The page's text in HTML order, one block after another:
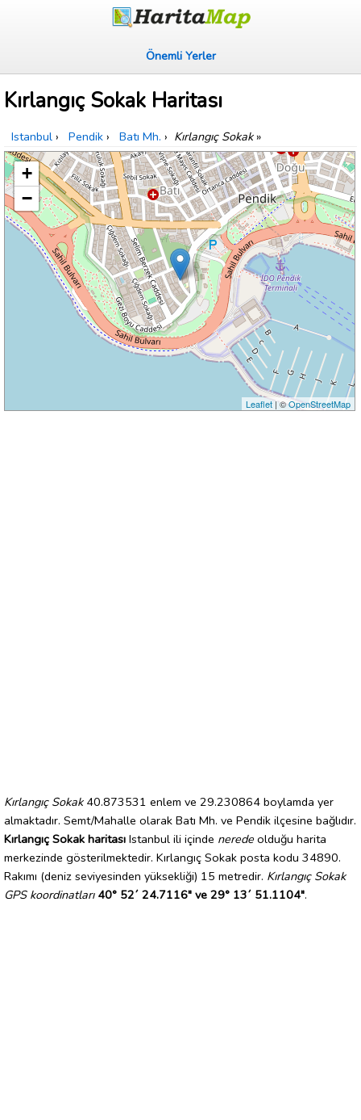
Önemli Yerler
Kırlangıç Sokak Haritası
Istanbul › Pendik › Batı Mh. › Kırlangıç Sokak»
+
−
Leaflet| ©OpenStreetMap
Kırlangıç Sokak40.873531 enlem ve 29.230864 boylamda yer
almaktadır. Semt/Mahalle olarak Batı Mh. ve Pendik ilçesine bağlıdır.
Kırlangıç Sokak haritası Istanbul ili içinde nerede olduğu harita
merkezinde gösterilmektedir. Kırlangıç Sokak posta kodu 34890.
Rakımı (deniz seviyesinden yüksekliği) 15 metredir. Kırlangıç Sokak
GPS koordinatları 40° 52´ 24.7116" ve 29° 13´ 51.1104".